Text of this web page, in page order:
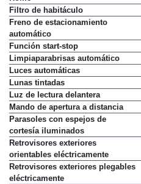
Filtro de habitáculo
Freno de estacionamiento
automático
Función start-stop
Limpiaparabrisas automático
Luces automáticas
Lunas tintadas
Luz de lectura delantera
Mando de apertura a distancia
Parasoles con espejos de
cortesía iluminados
Retrovisores exteriores
orientables eléctricamente
Retrovisores exteriores plegables
eléctricamente